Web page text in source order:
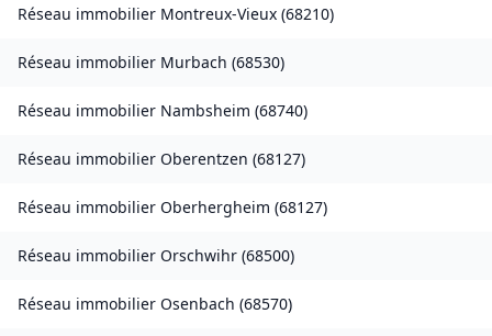
Réseau immobilier Montreux-Vieux (68210)
Réseau immobilier Murbach (68530)
Réseau immobilier Nambsheim (68740)
Réseau immobilier Oberentzen (68127)
Réseau immobilier Oberhergheim (68127)
Réseau immobilier Orschwihr (68500)
Réseau immobilier Osenbach (68570)